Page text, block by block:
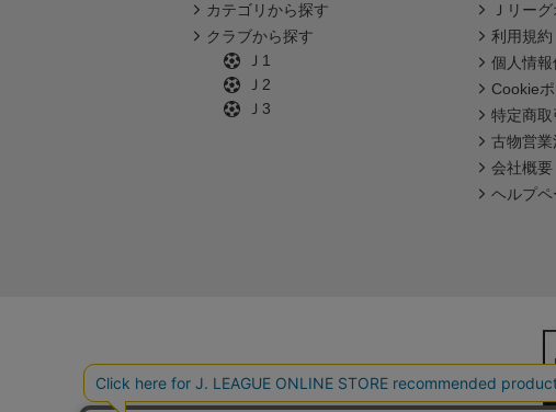
カテゴリから探す
クラブから探す
Ｊ1
Ｊ2
Ｊ3
Ｊリー
利用規約
個人情
Cookie
特定商
古物営
会社概要
ヘルプペ